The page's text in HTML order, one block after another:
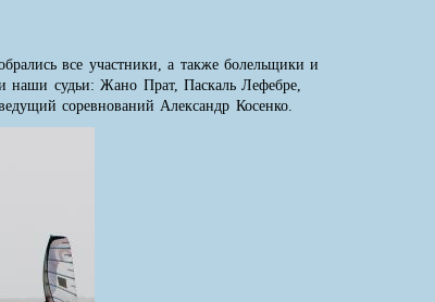
все участники, а также болельщики и
наши судьи: Жано Прат, Паскаль Лефебре,
соревнований Александр Косенко.